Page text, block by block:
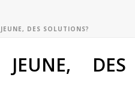
DES SOLUTIONS?
JEUNE, DES